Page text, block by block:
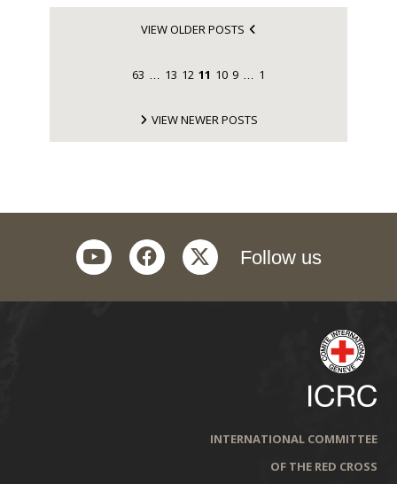
VIEW OLDER POSTS
1
…
9
10
11
12
13
…
63
VIEW NEWER POSTS
Follow us
twitter
facebook
youtube
INTERNATIONAL COMMITTEE
OF THE RED CROSS